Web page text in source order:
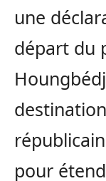
une
départ du
pour